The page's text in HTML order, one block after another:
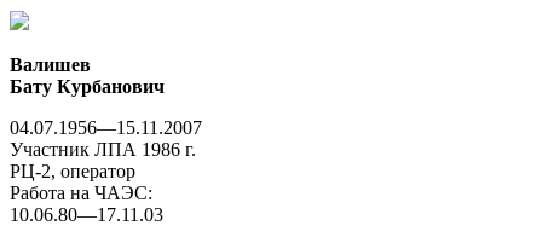
Валишев
Бату Курбанович
04.07.1956—15.11.2007
Участник ЛПА 1986 г.
РЦ-2, оператор
Работа на ЧАЭС:
10.06.80—17.11.03